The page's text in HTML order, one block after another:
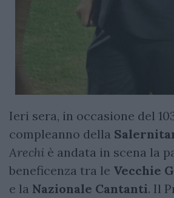
Ieri sera, in occasione del
compleanno della
Arechi è andata in scena la
beneficenza tra le Vecchie
e la Nazionale Cantanti. Il